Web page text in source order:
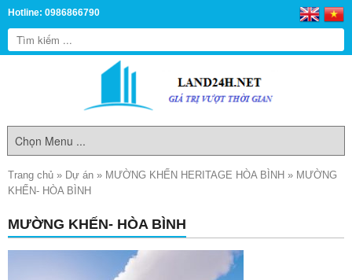
Hotline: 0986866790
Trang chủ » Dự án » MƯỜNG KHẾN HERITAGE HÒA BÌNH » MƯỜNG
KHẾN- HÒA BÌNH
MƯỜNG KHẾN- HÒA BÌNH